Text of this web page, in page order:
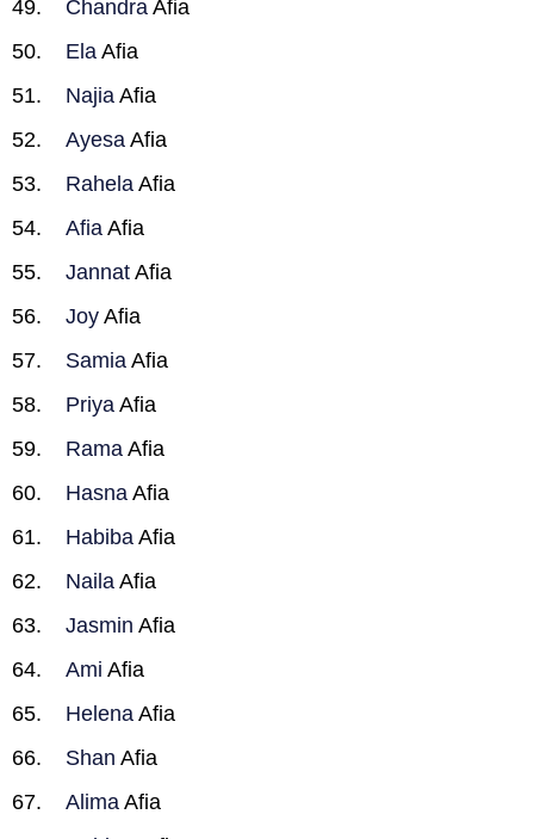
Chandra Afia
Ela Afia
Najia Afia
Ayesa Afia
Rahela Afia
Afia Afia
Jannat Afia
Joy Afia
Samia Afia
Priya Afia
Rama Afia
Hasna Afia
Habiba Afia
Naila Afia
Jasmin Afia
Ami Afia
Helena Afia
Shan Afia
Alima Afia